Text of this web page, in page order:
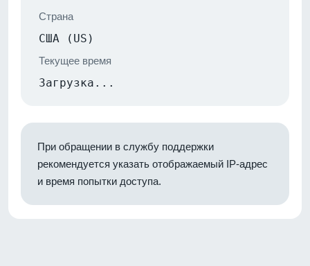
Страна
США (US)
Текущее время
Загрузка...
При обращении в службу поддержки
рекомендуется указать отображаемый IP-адрес
и время попытки доступа.